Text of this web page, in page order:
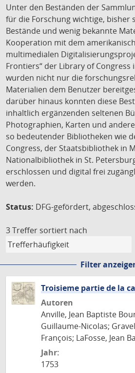
Unter den Beständen der
für die Forschung wichtige, bisher
Bestände und wenig bekannte
Kooperation mit dem
multimedialen
Frontiers“ der Library of Congress
wurden nicht nur die
Materialien dem Benutzer
darüber hinaus konnten diese
inhaltlich ergänzenden seltenen
Photographien, Karten und
so bedeutender Bibliotheken wie
Congress, der Staatsbibliothek in
Nationalbibliothek in St.
erschlossen und digital frei
werden.
Status: DFG-gefördert,
3 Treffer sortiert nach
Filter
Troisieme partie de la
Autoren
Anville, Jean Baptiste
Guillaume-Nicolas;
François; LaFosse, Jean
Jahr:
1753